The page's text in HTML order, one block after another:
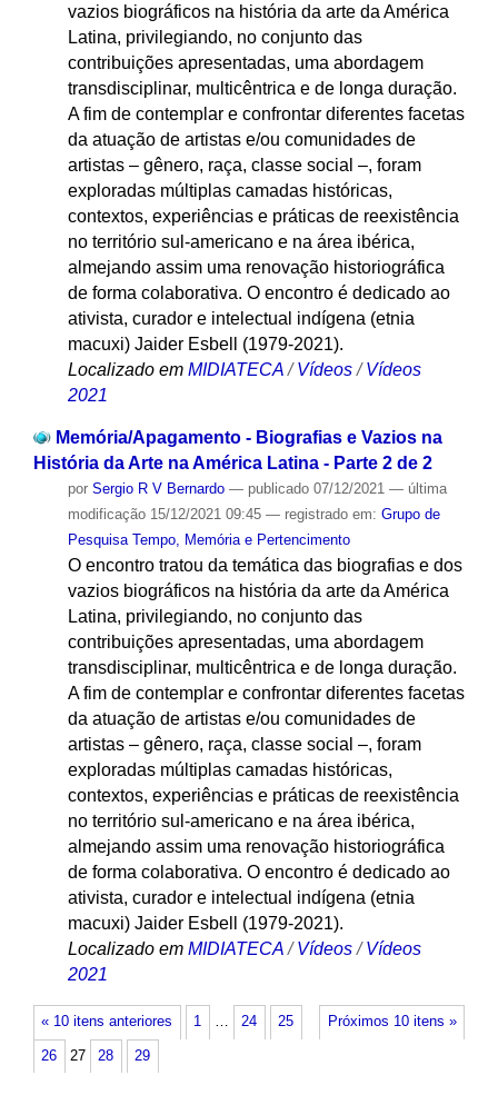
vazios biográficos na história da arte da América
Latina, privilegiando, no conjunto das
contribuições apresentadas, uma abordagem
transdisciplinar, multicêntrica e de longa duração.
A fim de contemplar e confrontar diferentes facetas
da atuação de artistas e/ou comunidades de
artistas – gênero, raça, classe social –, foram
exploradas múltiplas camadas históricas,
contextos, experiências e práticas de reexistência
no território sul-americano e na área ibérica,
almejando assim uma renovação historiográfica
de forma colaborativa. O encontro é dedicado ao
ativista, curador e intelectual indígena (etnia
macuxi) Jaider Esbell (1979-2021).
Localizado em MIDIATECA /Vídeos /Vídeos
2021
Memória/Apagamento - Biografias e Vazios na
História da Arte na América Latina - Parte 2 de 2
por Sergio R V Bernardo — publicado07/12/2021 — última
modificação15/12/2021 09:45 — registrado em: Grupo de
Pesquisa Tempo, Memória e Pertencimento
O encontro tratou da temática das biografias e dos
vazios biográficos na história da arte da América
Latina, privilegiando, no conjunto das
contribuições apresentadas, uma abordagem
transdisciplinar, multicêntrica e de longa duração.
A fim de contemplar e confrontar diferentes facetas
da atuação de artistas e/ou comunidades de
artistas – gênero, raça, classe social –, foram
exploradas múltiplas camadas históricas,
contextos, experiências e práticas de reexistência
no território sul-americano e na área ibérica,
almejando assim uma renovação historiográfica
de forma colaborativa. O encontro é dedicado ao
ativista, curador e intelectual indígena (etnia
macuxi) Jaider Esbell (1979-2021).
Localizado em MIDIATECA /Vídeos /Vídeos
2021
« 10 itens anteriores Próximos 10 itens »
1 … 24 25
26 27 28 29